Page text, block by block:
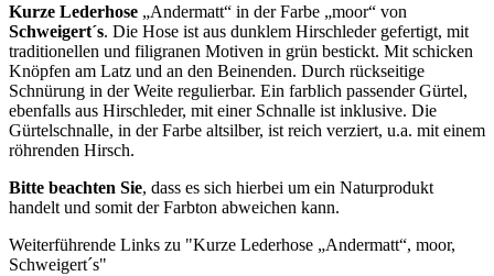
Kurze Lederhose „Andermatt“ in der Farbe „moor“ von
Schweigert´s. Die Hose ist aus dunklem Hirschleder gefertigt, mit
traditionellen und filigranen Motiven in grün bestickt. Mit schicken
Knöpfen am Latz und an den Beinenden. Durch rückseitige
Schnürung in der Weite regulierbar. Ein farblich passender Gürtel,
ebenfalls aus Hirschleder, mit einer Schnalle ist inklusive. Die
Gürtelschnalle, in der Farbe altsilber, ist reich verziert, u.a. mit einem
röhrenden Hirsch.
Bitte beachten Sie, dass es sich hierbei um ein Naturprodukt
handelt und somit der Farbton abweichen kann.
Weiterführende Links zu "Kurze Lederhose „Andermatt“, moor,
Schweigert´s"